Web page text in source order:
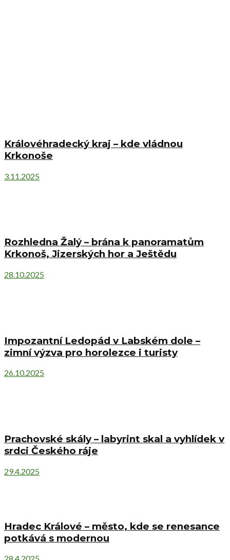
Královéhradecký kraj – kde vládnou
Krkonoše
3.11.2025
Rozhledna Žalý – brána k panoramatům
Krkonoš, Jizerských hor a Ještědu
28.10.2025
Impozantní Ledopád v Labském dole –
zimní výzva pro horolezce i turisty
26.10.2025
Prachovské skály – labyrint skal a vyhlídek v
srdci Českého ráje
29.4.2025
Hradec Králové – město, kde se renesance
potkává s modernou